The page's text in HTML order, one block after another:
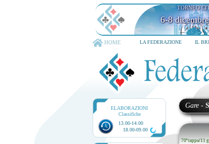
TORNEO
6-8
HOME LA FEDERAZIONE IL
ELABORAZIONI
Classifiche
13.00-14.00
18.00-09.00
Gare -
70ª tappa/11